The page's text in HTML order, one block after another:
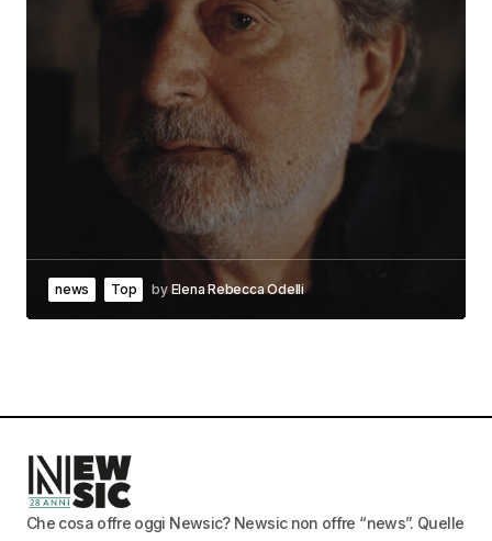
news Top by Elena Rebecca Odelli
Che cosa offre oggi Newsic? Newsic non offre “news”. Quelle